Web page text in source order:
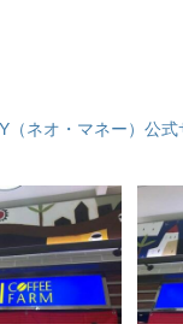
（ネオ・マネー）公式